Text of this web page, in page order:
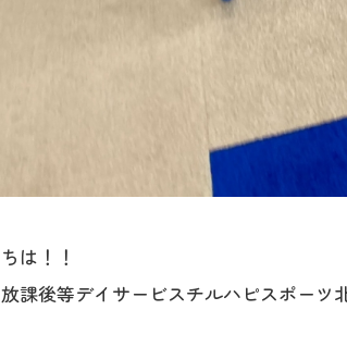
は！！
課後等デイサービスチルハピスポーツ